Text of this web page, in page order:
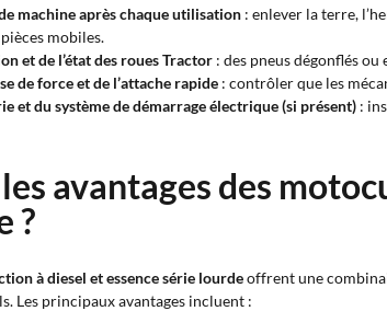
machine après chaque utilisation : enlever la terre,
mobiles.
et de l’état des roues Tractor : des pneus dégonflés
de force et de l’attache rapide : contrôler que les
et du système de démarrage électrique (si présent) :
avantages des
?
à diesel et essence série lourdeoffrent une
Les principaux avantages incluent :